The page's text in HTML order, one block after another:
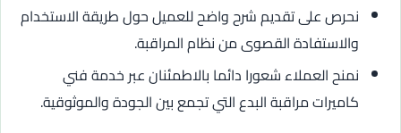
نحرص على تقديم شرح واضح للعميل حول طريقة الاستخدام
والاستفادة القصوى من نظام المراقبة.
نمنح العملاء شعورا دائما بالاطمئنان عبر خدمة فني
كاميرات مراقبة البدع التي تجمع بين الجودة والموثوقية.